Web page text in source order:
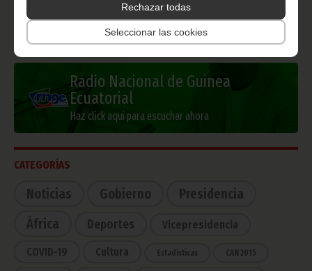
Rechazar todas
Seleccionar las cookies
TVGE
Radio Nacional de Guinea
Ecuatorial
Haz click aquí para escuchar ahora
CATEGORÍAS
Noticias Gobierno
Presidencia
África
Deportes Vicepresidencia
COVID-19 Cultura Estadísticas CAN 2015